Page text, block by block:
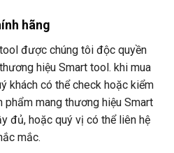
hãng
được chúng tôi độc quyền
hiệu Smart tool. khi mua
khách có thể check hoặc kiểm
mang thương hiệu Smart
đủ, hoặc quý vị có thể liên hệ
mắc.